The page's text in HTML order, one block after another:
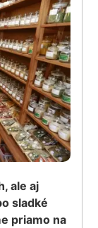
ale aj
sladké
priamo na